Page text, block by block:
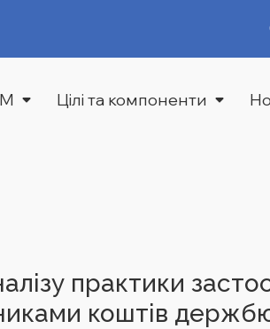
Цілі та компоненти
практики
коштів